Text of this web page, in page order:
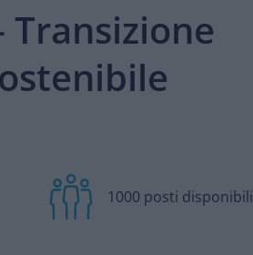
Transizione
1000 posti disponibili